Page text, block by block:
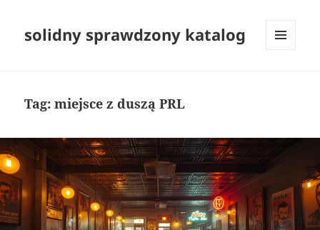
solidny sprawdzony katalog
Tag:miejsce z duszą PRL